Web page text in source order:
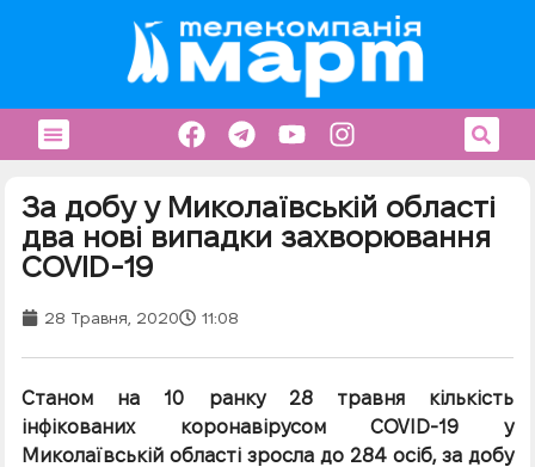
За добу у Миколаївській області
два нові випадки захворювання
COVID-19
28 Травня, 2020 11:08
Станом на 10 ранку 28 травня кількість
інфікованих коронавірусом COVID-19 у
Миколаївській області зросла до 284 осіб, за добу